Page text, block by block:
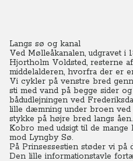
Langs sø og kanal
Ved Mølleåkanalen, udgravet i
Hjortholm Voldsted, resterne
middelalderen, hvorfra der er
Vi cykler på venstre bred
sti med vand på begge sider
bådudlejningen ved
lille dæmning under broen
stykke på højre bred langs åen.
Kobro med udsigt til de
mod Lyngby Sø.
På Prinsessestien støder vi på
Den lille informationstavle